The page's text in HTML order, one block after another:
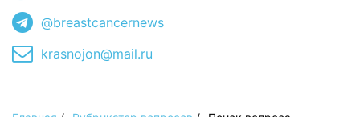
@breastcancernews
krasnojon@mail.ru